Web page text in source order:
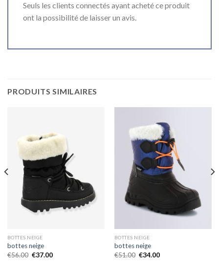
Seuls les clients connectés ayant acheté ce produit
ont la possibilité de laisser un avis.
PRODUITS SIMILAIRES
BOTTES NEIGE
bottes neige
€56.00 €37.00
BOTTES NEIGE
bottes neige
€51.00 €34.00